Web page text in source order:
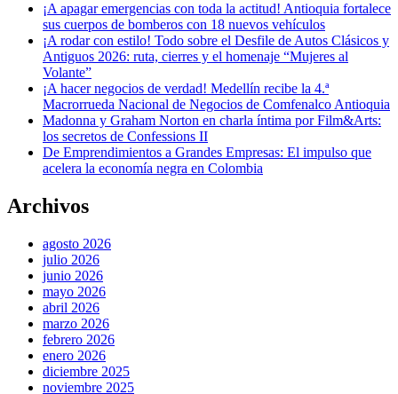
¡A apagar emergencias con toda la actitud! Antioquia fortalece
sus cuerpos de bomberos con 18 nuevos vehículos
¡A rodar con estilo! Todo sobre el Desfile de Autos Clásicos y
Antiguos 2026: ruta, cierres y el homenaje “Mujeres al
Volante”
¡A hacer negocios de verdad! Medellín recibe la 4.ª
Macrorrueda Nacional de Negocios de Comfenalco Antioquia
Madonna y Graham Norton en charla íntima por Film&Arts:
los secretos de Confessions II
De Emprendimientos a Grandes Empresas: El impulso que
acelera la economía negra en Colombia
Archivos
agosto 2026
julio 2026
junio 2026
mayo 2026
abril 2026
marzo 2026
febrero 2026
enero 2026
diciembre 2025
noviembre 2025